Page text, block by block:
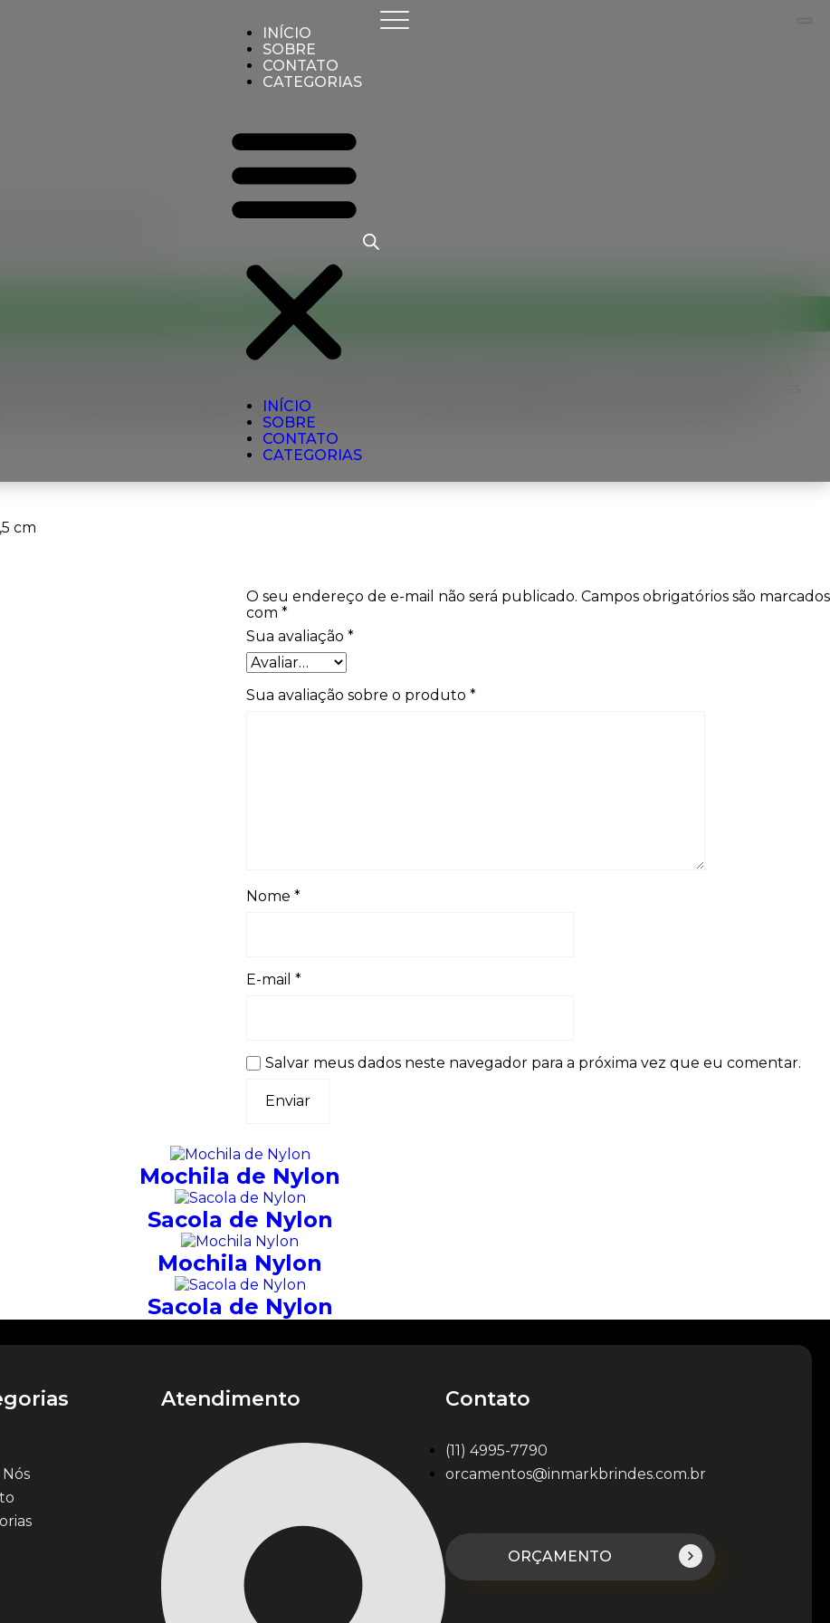
INÍCIO
SOBRE
CONTATO
CATEGORIAS
INÍCIO
SOBRE
CONTATO
CATEGORIAS
de Aviação Civil).
uma integrada ao cadeado e outra na parte de trás da mala, acoplada por estojo em couro sintético. Três
alça de mão em poliéster, puxador retrátil com regulagem de tamanho e quatro rodinhas 360º.
cm
O seu endereço de e-mail não será publicado. Campos obrigatórios são marcados
com *
Sua avaliação *
Sua avaliação sobre o produto *
Nome *
E-mail *
Salvar meus dados neste navegador para a próxima vez que eu comentar.
Mochila de Nylon
Sacola de Nylon
Mochila Nylon
Sacola de Nylon
Atendimento Contato
(11) 4995-7790
orcamentos@inmarkbrindes.com.br
ORÇAMENTO